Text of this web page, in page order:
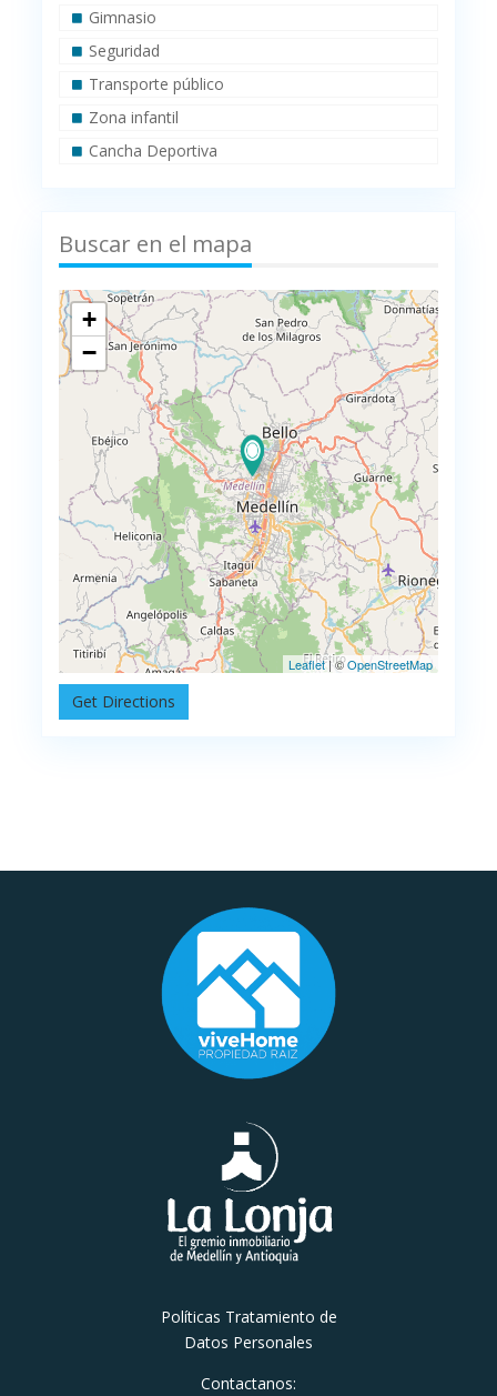
Gimnasio
Seguridad
Transporte público
Zona infantil
Cancha Deportiva
Buscar en el mapa
+
−
Leaflet| ©OpenStreetMap
Get Directions
Políticas Tratamiento de
Datos Personales
Contactanos: